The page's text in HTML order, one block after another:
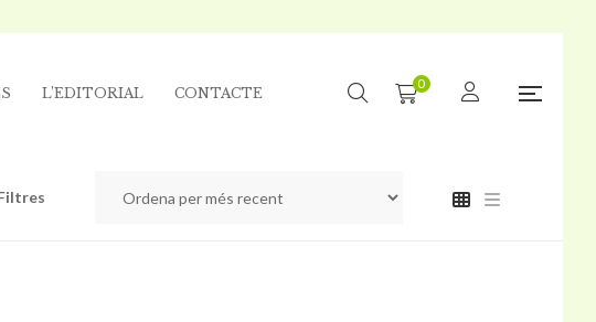
L’EDITORIAL CONTACTE
0